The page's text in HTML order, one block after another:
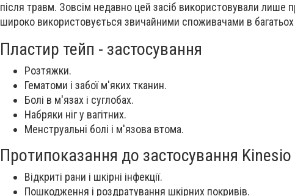
після травм. Зовсім недавно цей засіб використовували лише
широко використовується звичайними споживачами в
Пластир тейп - застосування
Розтяжки.
Гематоми і забої м'яких тканин.
Болі в м'язах і суглобах.
Набряки ніг у вагітних.
Менструальні болі і м'язова втома.
Протипоказання до застосування
Відкриті рани і шкірні інфекції.
Пошкодження і роздратування шкірних покривів.